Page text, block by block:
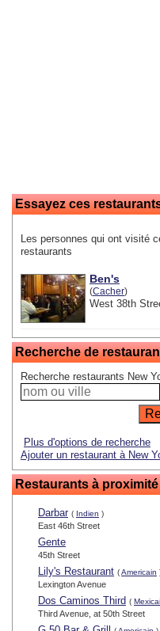
Essayez ces
Les personnes qui ont visité
restaurants
Ben's
(Cacher)
West 38th
Recherche de
Recherche restaurants New
Plus d'options de recherche
Ajouter un restaurant à New
Restaurants à proximité
Darbar ( Indien )
East 46th Street
Gente
45th Street
Lily's Restaurant (Americain
Lexington Avenue
Dos Caminos Third (
Third Avenue, at 50th Street